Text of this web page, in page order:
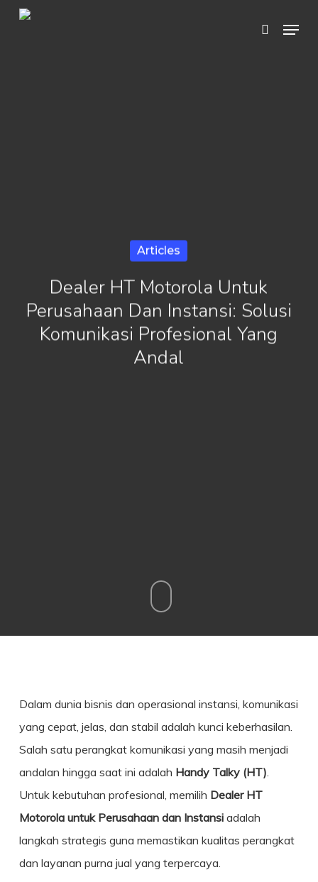
Skip
search
Menu
Articles
Dealer HT Motorola Untuk
Perusahaan Dan Instansi: Solusi
Komunikasi Profesional Yang
Andal
Dalam dunia bisnis dan operasional instansi, komunikasi
yang cepat, jelas, dan stabil adalah kunci keberhasilan.
Salah satu perangkat komunikasi yang masih menjadi
andalan hingga saat ini adalah Handy Talky (HT).
Untuk kebutuhan profesional, memilih Dealer HT
Motorolauntuk Perusahaan dan Instansiadalah
langkah strategis guna memastikan kualitas perangkat
dan layanan purna jual yang terpercaya.